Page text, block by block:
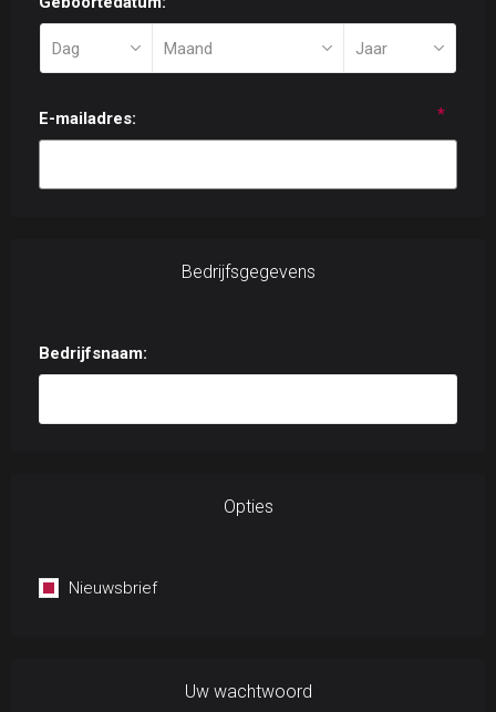
E-mailadres: *
Bedrijfsgegevens
Bedrijfsnaam:
Opties
Nieuwsbrief
Uw wachtwoord